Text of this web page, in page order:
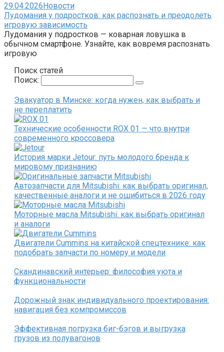
29.04.2026Новости
Лудомания у подростков: как распознать и преодолеть
игровую зависимость
Лудомания у подростков — коварная ловушка в
обычном смартфоне. Узнайте, как вовремя распознать
игровую
Поиск статей
Поиск:
Эвакуатор в Минске: когда нужен, как выбрать и
не переплатить
Технические особенности ROX 01 — что внутри
современного кроссовера
История марки Jetour: путь молодого бренда к
мировому признанию
Автозапчасти для Mitsubishi: как выбрать оригинал,
качественные аналоги и не ошибиться в 2026 году
Моторные масла Mitsubishi: как выбрать оригинал
и аналоги
Двигатели Cummins на китайской спецтехнике: как
подобрать запчасти по номеру и модели
Скандинавский интерьер: философия уюта и
функциональности
Дорожный знак индивидуального проектирования:
навигация без компромиссов
Эффективная погрузка биг-бэгов и выгрузка
грузов из полувагонов